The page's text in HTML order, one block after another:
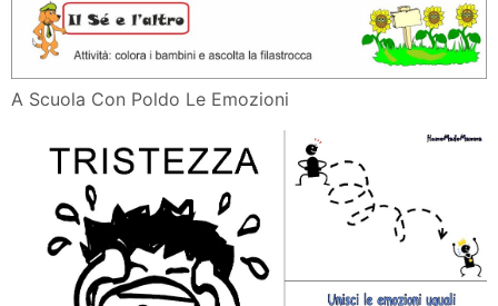
A Scuola Con Poldo Le Emozioni